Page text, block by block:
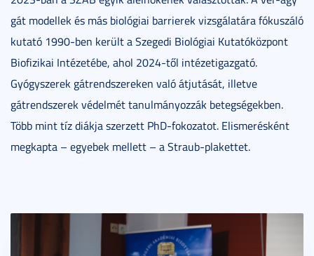
gát modellek és más biológiai barrierek vizsgálatára fókuszáló
kutató 1990-ben került a Szegedi Biológiai Kutatóközpont
Biofizikai Intézetébe, ahol 2024-től intézetigazgató.
Gyógyszerek gátrendszereken való átjutását, illetve
gátrendszerek védelmét tanulmányozzák betegségekben.
Több mint tíz diákja szerzett PhD-fokozatot. Elismerésként
megkapta – egyebek mellett – a Straub-plakettet.